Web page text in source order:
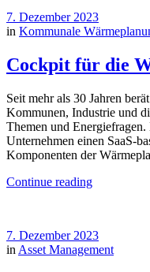
7. Dezember 2023
in Kommunale
Cockpit für die
Seit mehr als 30 Jahren
Kommunen, Industrie und
Themen und
Unternehmen einen SaaS-
Komponenten der
Continue reading
7. Dezember 2023
in Asset Management